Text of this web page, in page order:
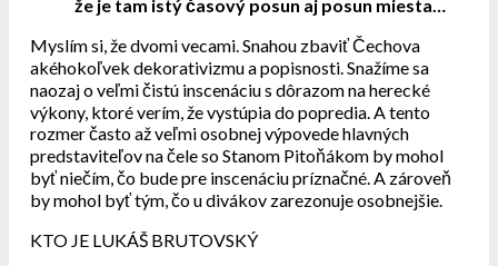
že je tam istý časový posun aj posun miesta…
Myslím si, že dvomi vecami. Snahou zbaviť Čechova
akéhokoľvek dekorativizmu a popisnosti. Snažíme sa
naozaj o veľmi čistú inscenáciu s dôrazom na herecké
výkony, ktoré verím, že vystúpia do popredia. A tento
rozmer často až veľmi osobnej výpovede hlavných
predstaviteľov na čele so Stanom Pitoňákom by mohol
byť niečím, čo bude pre inscenáciu príznačné. A zároveň
by mohol byť tým, čo u divákov zarezonuje osobnejšie.
KTO JE LUKÁŠ BRUTOVSKÝ